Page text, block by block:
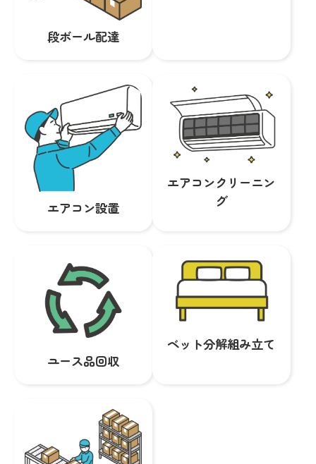
段ボール配達
エアコン設置
エアコンクリーニン
グ
ユース品回収
ベット分解組み立て